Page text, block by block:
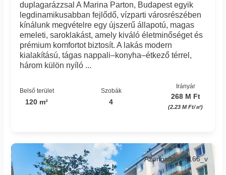
duplagarázzsal A Marina Parton, Budapest egyik
legdinamikusabban fejlődő, vízparti városrészében
kínálunk megvételre egy újszerű állapotú, magas
emeleti, saroklakást, amely kiváló életminőséget és
prémium komfortot biztosít. A lakás modern
kialakítású, tágas nappali–konyha–étkező térrel,
három külön nyíló ...
Belső terület
120 m²
Szobák
4
Irányár
268 M Ft
(2.23 M Ft/㎡)
Azonosító: 36166_v